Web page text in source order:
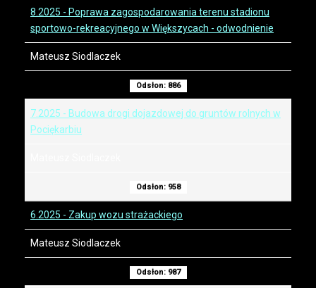
8.2025 - Poprawa zagospodarowania terenu stadionu
sportowo-rekreacyjnego w Większycach - odwodnienie
Mateusz Siodlaczek
Odsłon: 886
7.2025 - Budowa drogi dojazdowej do gruntów rolnych w
Pociękarbiu
Odsłon: 958
6.2025 - Zakup wozu strażackiego
Mateusz Siodlaczek
Odsłon: 987